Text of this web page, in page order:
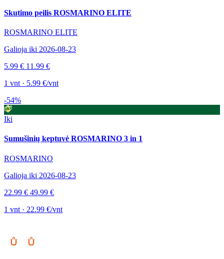
Skutimo peilis ROSMARINO ELITE
ROSMARINO ELITE
Galioja iki 2026-08-23
5.99 € 11.99 €
1 vnt · 5.99 €/vnt
-54%
Iki
Sumušinių keptuvė ROSMARINO 3 in 1
ROSMARINO
Galioja iki 2026-08-23
22.99 € 49.99 €
1 vnt · 22.99 €/vnt